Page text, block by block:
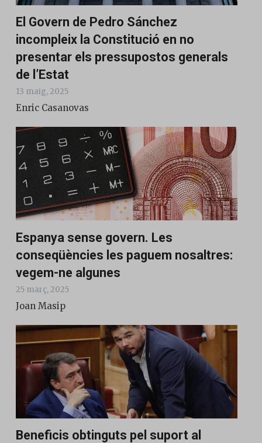
El Govern de Pedro Sánchez
incompleix la Constitució en no
presentar els pressupostos generals
de l’Estat
13 maig, 2025
Enric Casanovas
Espanya sense govern. Les
conseqüències les paguem nosaltres:
vegem-ne algunes
25 març, 2025
Joan Masip
Beneficis obtinguts pel suport al